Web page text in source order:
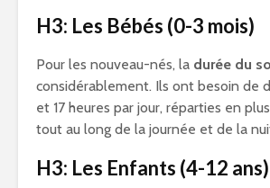
H3: Les Bébés (0-3 mois)
Pour les nouveau-nés, la durée du
considérablement. Ils ont besoin de
et 17 heures par jour, réparties en
tout au long de la journée et de la
H3: Les Enfants (4-12 ans)